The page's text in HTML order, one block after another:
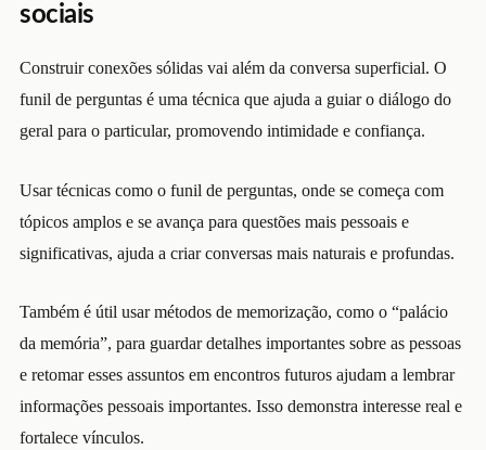
sociais
Construir conexões sólidas vai além da conversa superficial. O
funil de perguntas é uma técnica que ajuda a guiar o diálogo do
geral para o particular, promovendo intimidade e confiança.
Usar técnicas como o funil de perguntas, onde se começa com
tópicos amplos e se avança para questões mais pessoais e
significativas, ajuda a criar conversas mais naturais e profundas.
Também é útil usar métodos de memorização, como o “palácio
da memória”, para guardar detalhes importantes sobre as pessoas
e retomar esses assuntos em encontros futuros ajudam a lembrar
informações pessoais importantes. Isso demonstra interesse real e
fortalece vínculos.